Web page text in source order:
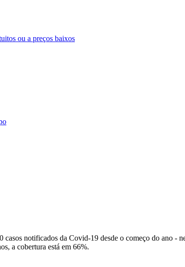
ou a preços baixos
notificados da Covid-19 desde o começo do ano -
a cobertura está em 66%.